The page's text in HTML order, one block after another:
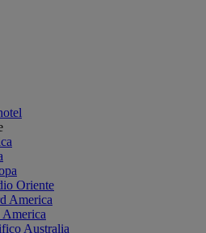
Oriente
America
America
Australia